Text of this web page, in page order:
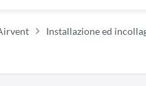
Installazione ed